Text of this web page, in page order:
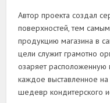
Автор проекта создал
поверхностей, тем
продукцию магазина в
цели служит грамотно
озаряет
каждое выставленное
шедевр кондитерского